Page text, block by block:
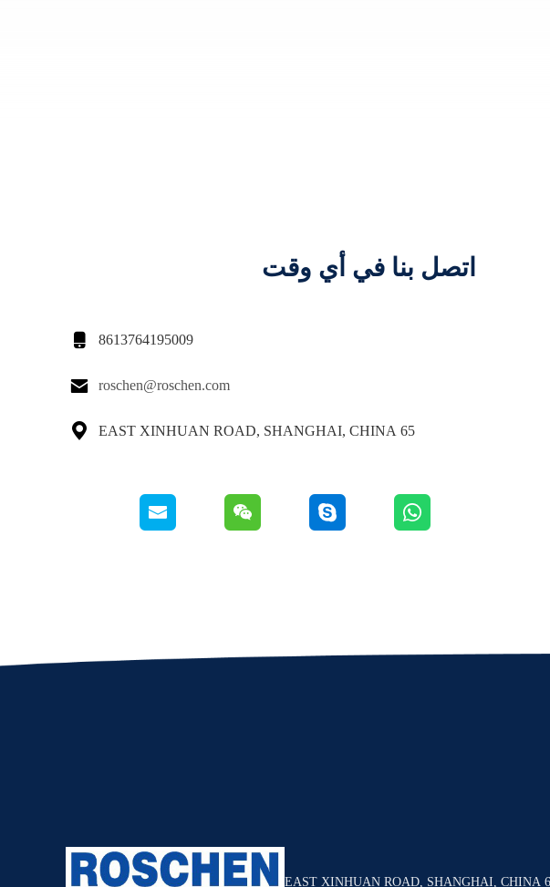
اتصل بنا في أي وقت
 8613764195009
 roschen@roschen.com
 65 EAST XINHUAN ROAD, SHANGHAI, CHINA
65 EAST